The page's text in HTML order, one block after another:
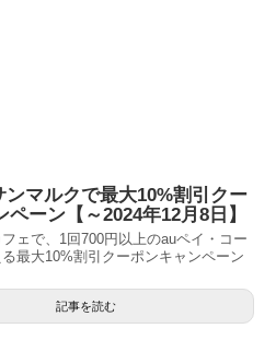
ンマルクで最大10%割引クー
ペーン【～2024年12月8日】
ェで、1回700円以上のauペイ・コー
る最大10%割引クーポンキャンペーン
記事を読む